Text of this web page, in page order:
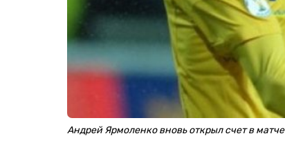
Андрей Ярмоленко вновь открыл счет в матче